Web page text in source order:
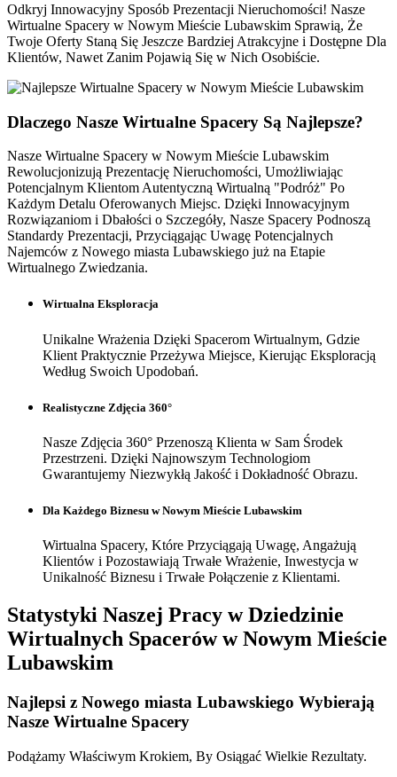
Odkryj Innowacyjny Sposób Prezentacji Nieruchomości! Nasze
Wirtualne Spacery w Nowym Mieście Lubawskim Sprawią, Że
Twoje Oferty Staną Się Jeszcze Bardziej Atrakcyjne i Dostępne Dla
Klientów, Nawet Zanim Pojawią Się w Nich Osobiście.
Dlaczego Nasze Wirtualne Spacery Są Najlepsze?
Nasze Wirtualne Spacery w Nowym Mieście Lubawskim
Rewolucjonizują Prezentację Nieruchomości, Umożliwiając
Potencjalnym Klientom Autentyczną Wirtualną "Podróż" Po
Każdym Detalu Oferowanych Miejsc. Dzięki Innowacyjnym
Rozwiązaniom i Dbałości o Szczegóły, Nasze Spacery Podnoszą
Standardy Prezentacji, Przyciągając Uwagę Potencjalnych
Najemców z Nowego miasta Lubawskiego już na Etapie
Wirtualnego Zwiedzania.
Wirtualna Eksploracja
Unikalne Wrażenia Dzięki Spacerom Wirtualnym, Gdzie
Klient Praktycznie Przeżywa Miejsce, Kierując Eksploracją
Według Swoich Upodobań.
Realistyczne Zdjęcia 360°
Nasze Zdjęcia 360° Przenoszą Klienta w Sam Środek
Przestrzeni. Dzięki Najnowszym Technologiom
Gwarantujemy Niezwykłą Jakość i Dokładność Obrazu.
Dla Każdego Biznesu w Nowym Mieście Lubawskim
Wirtualna Spacery, Które Przyciągają Uwagę, Angażują
Klientów i Pozostawiają Trwałe Wrażenie, Inwestycja w
Unikalność Biznesu i Trwałe Połączenie z Klientami.
Statystyki Naszej Pracy w Dziedzinie
Wirtualnych Spacerów w Nowym Mieście
Lubawskim
Najlepsi z Nowego miasta Lubawskiego Wybierają
Nasze Wirtualne Spacery
Podążamy Właściwym Krokiem, By Osiągać Wielkie Rezultaty.